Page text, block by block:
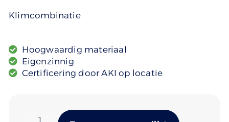
Klimcombinatie
Hoogwaardig materiaal
Eigenzinnig
Certificering door AKI op locatie